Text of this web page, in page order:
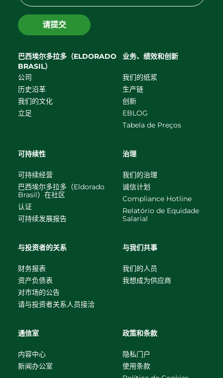
请提交
巴西埃尔多拉多（ELDORADO
BRASIL）
公司
历史沿革
我们的文化
立足
业务、绩效和创新
我们的纸浆
生产链
创新
EBLOG
Tabela de Preços
可持续性
可持续经营
巴西埃尔多拉多（Eldorado
Brasil）在社区
认证
可持续发展报告
治理
我们的治理
诚信计划
Compliance Hotline
Relatório de Equidade
Salarial
与投资者的关系
财务报表
资产负债表
对市场的公告
请与投资者关系人员接洽
与我们共事
我们的人员
我想成为供应商
通信室
内容中心
新闻办公室
政策和条款
隐私门户
使用条款